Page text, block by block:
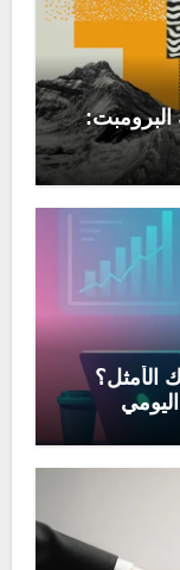
البرومبت:
الأمثل؟